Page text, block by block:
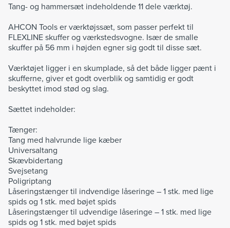
Tang- og hammersæt indeholdende 11 dele værktøj.
AHCON Tools er værktøjssæt, som passer perfekt til
FLEXLINE skuffer og værkstedsvogne. Især de smalle
skuffer på 56 mm i højden egner sig godt til disse sæt.
Værktøjet ligger i en skumplade, så det både ligger pænt i
skufferne, giver et godt overblik og samtidig er godt
beskyttet imod stød og slag.
Sættet indeholder:
Tænger:
Tang med halvrunde lige kæber
Universaltang
Skævbidertang
Svejsetang
Poligriptang
Låseringstænger til indvendige låseringe – 1 stk. med lige
spids og 1 stk. med bøjet spids
Låseringstænger til udvendige låseringe – 1 stk. med lige
spids og 1 stk. med bøjet spids